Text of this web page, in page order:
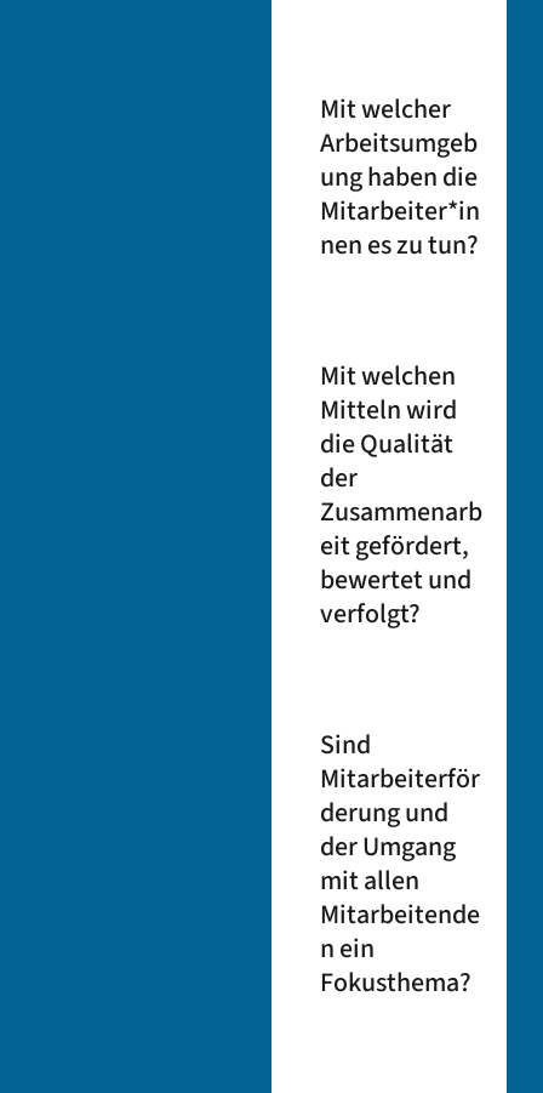
Mitwelcher
Arbeitsumgeb
ung haben die
Mitarbeiter*in
nen es zu tun?
Mitwelchen
Mitteln wird
die Qualität
der
Zusammenarb
eit gefördert,
bewertet und
verfolgt?
Sind
Mitarbeiterför
derungund
der Umgang
mit allen
Mitarbeitende
n ein
Fokusthema?